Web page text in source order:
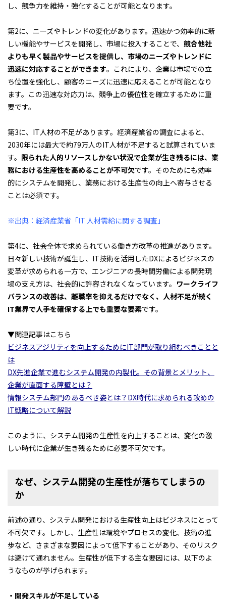
し、競争力を維持・強化することが可能となります。
第2に、ニーズやトレンドの変化があります。迅速かつ効率的に新
しい機能やサービスを開発し、市場に投入することで、 競合他社
よりも早く製品やサービスを提供し、市場のニーズやトレンドに
迅速に対応することができます。これにより、企業は市場での立
ち位置を強化し、顧客のニーズに迅速に応えることが可能となり
ます。この迅速な対応力は、競争上の優位性を確立するために重
要です。
第3に、IT人材の不足があります。経済産業省の調査によると、
2030年には最大で約79万人のIT人材が不足すると試算されていま
す。 限られた人的リソースしかない状況で企業が生き残るには、業
務における生産性を高めることが不可欠です。そのためにも効率
的にシステムを開発し、業務における生産性の向上へ寄与させる
ことは必須です。
※出典：経済産業省 「IT 人材需給に関する調査」
第4に、社会全体で求められている働き方改革の推進があります。
日々新しい技術が誕生し、IT技術を活用したDXによるビジネスの
変革が求められる一方で、エンジニアの長時間労働による開発現
場の支え方は、社会的に許容されなくなっています。 ワークライフ
バランスの改善は、離職率を抑えるだけでなく、人材不足が続く
IT業界で人手を確保する上でも重要な要素です。
▼関連記事はこちら
ビジネスアジリティを向上するためにIT部門が取り組むべきことと
は
DX先進企業で進むシステム開発の内製化。その背景とメリット、
企業が直面する障壁とは？
情報システム部門のあるべき姿とは？DX時代に求められる攻めの
IT戦略について解説
このように、システム開発の生産性を向上することは、変化の激
しい時代に企業が生き残るために必要不可欠です。
なぜ、システム開発の生産性が落ちてしまうの
か
前述の通り、システム開発における生産性向上はビジネスにとって
不可欠です。しかし、生産性は環境やプロセスの変化、技術の進
歩など、さまざまな要因によって低下することがあり、そのリスク
は避けて通れません。生産性が低下する主な要因には、以下のよ
うなものが挙げられます。
・開発スキルが不足している